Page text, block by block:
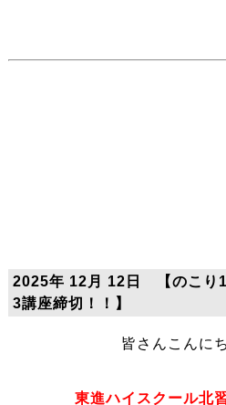
2025年 12月 12日 【のこり
3講座締切！！】
皆さんこんに
東進ハイスクール北